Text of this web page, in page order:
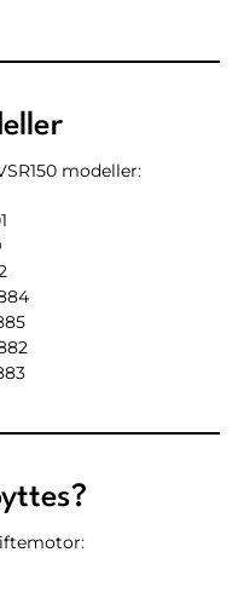
modeller: